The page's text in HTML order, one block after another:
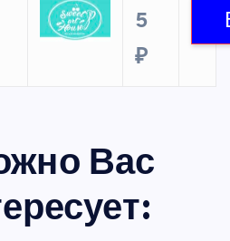
5
₽
Вас